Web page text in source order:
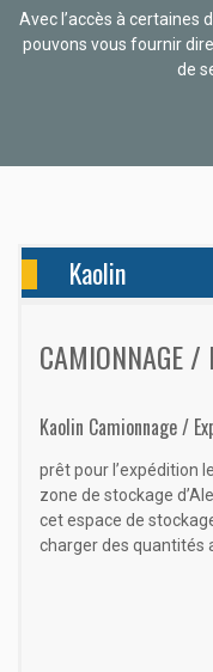
Avec l’accès à certaines
pouvons vous fournir
de
Kaolin
CAMIONNAGE /
Kaolin Camionnage /
prêt pour l’expédition
zone de stockage
cet espace de
charger des quantités